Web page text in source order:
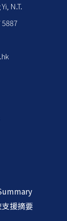
N.T.
5887
援摘要